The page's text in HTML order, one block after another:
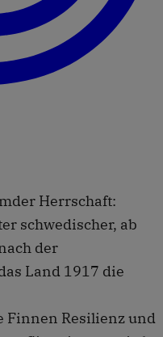
Herrschaft:
schwedischer, ab
der
Land 1917 die
Finnen Resilienz und